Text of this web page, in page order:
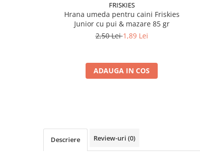
FRISKIES
Hrana umeda pentru caini Friskies
Junior cu pui & mazare 85 gr
2,50 Lei1,89 Lei
ADAUGA IN COS
Descriere Review-uri (0)